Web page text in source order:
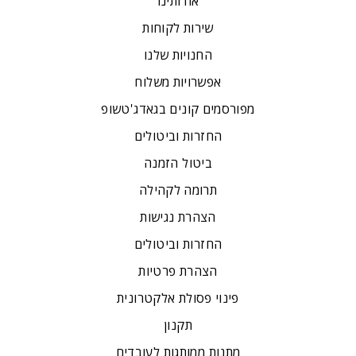
שירות לקוחות
החנויות שלנו
אפשרויות משלוח
מפורסמים קונים בגאדג'טשופ
החזרות וביטולים
ביטול הזמנה
תרומה לקהילה
הצהרת נגישות
החזרות וביטולים
הצהרת פרטיות
פינוי פסולת אלקטרונית
תקנון
מתנות ממותגות לעובדים